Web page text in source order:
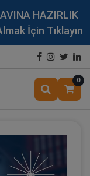
HAZIRLIK
İçin Tıklayın
0